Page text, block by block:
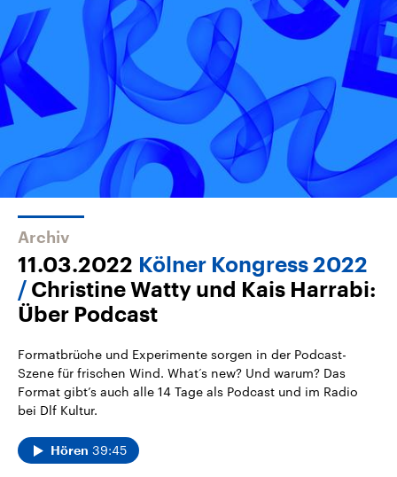
Archiv
11.03.2022 Kölner Kongress 2022
Christine Watty und Kais Harrabi:
Über Podcast
Formatbrüche und Experimente sorgen in der Podcast-
Szene für frischen Wind. What‘s new? Und warum? Das
Format gibt’s auch alle 14 Tage als Podcast und im Radio
bei Dlf Kultur.
Hören 39:45